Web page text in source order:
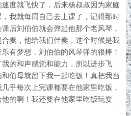
度就飞快了，后来杨叔叔因为家庭
我就每周自己去上课了，记得那时
后刘伯伯就会弹起他那个老风琴，
奏，他给我们伴奏，这个时候是我
有梦想，刘伯伯的风琴弹的很棒！
的和声感觉和能力，所以进步飞
伯母就留下我一起吃饭！真把我当
乎每次上完课都要在他家里吃饭，
的啊！我还要在他家里吃饭玩耍